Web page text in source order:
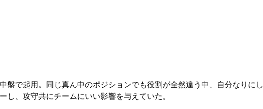
盤で起用。同じ真ん中のポジションでも役割が全然違う中、自分なりにし
し、攻守共にチームにいい影響を与えていた。